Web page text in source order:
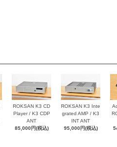
ROKSAN K3 CD
Player / K3 CDP
ANT
85,000円(税込)
ROKSAN K3 Inte
grated AMP / K3
INT ANT
95,000円(税込)